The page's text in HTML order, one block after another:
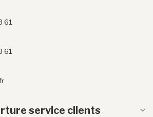
61
61
service clients